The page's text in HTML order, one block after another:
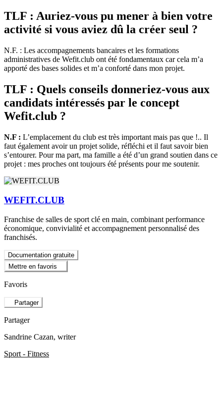
TLF : Auriez-vous pu mener à bien votre
activité si vous aviez dû la créer seul ?
N.F. : Les accompagnements bancaires et les formations
administratives de Wefit.club ont été fondamentaux car cela m’a
apporté des bases solides et m’a conforté dans mon projet.
TLF : Quels conseils donneriez-vous aux
candidats intéressés par le concept
Wefit.club ?
N.F : L’emplacement du club est très important mais pas que !.. Il
faut également avoir un projet solide, réfléchi et il faut savoir bien
s’entourer. Pour ma part, ma famille a été d’un grand soutien dans ce
projet : mes proches ont toujours été présents pour me soutenir.
WEFIT.CLUB
Franchise de salles de sport clé en main, combinant performance
économique, convivialité et accompagnement personnalisé des
franchisés.
Documentation gratuite
Mettre en favoris
Favoris
Partager
Partager
Sandrine Cazan, writer
Sport - Fitness